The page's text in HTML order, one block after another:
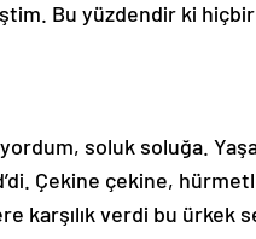
Bu yüzdendir ki hiçbir
soluk soluğa.
Çekine çekine,
karşılık verdi bu ürkek